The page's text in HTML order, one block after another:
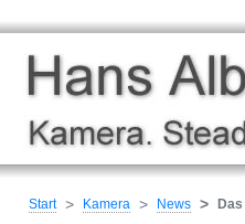
Start Kamera News